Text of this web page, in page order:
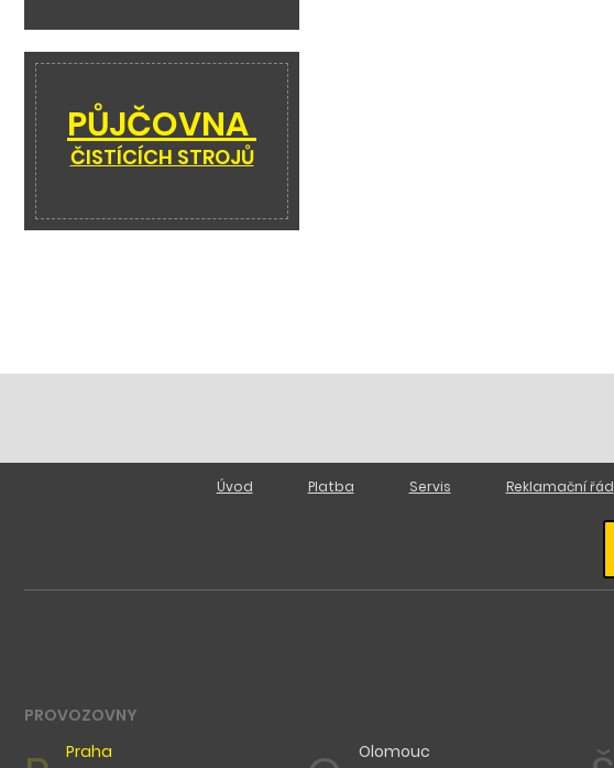
PŮJČOVNA
ČISTÍCÍCH STROJŮ
Úvod Platba Servis Reklamační řád
PROVOZOVNY
Praha
Olomouc